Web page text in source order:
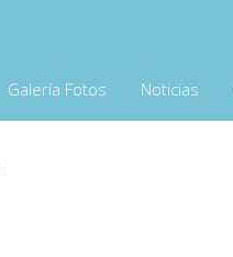
Galería Fotos Noticias